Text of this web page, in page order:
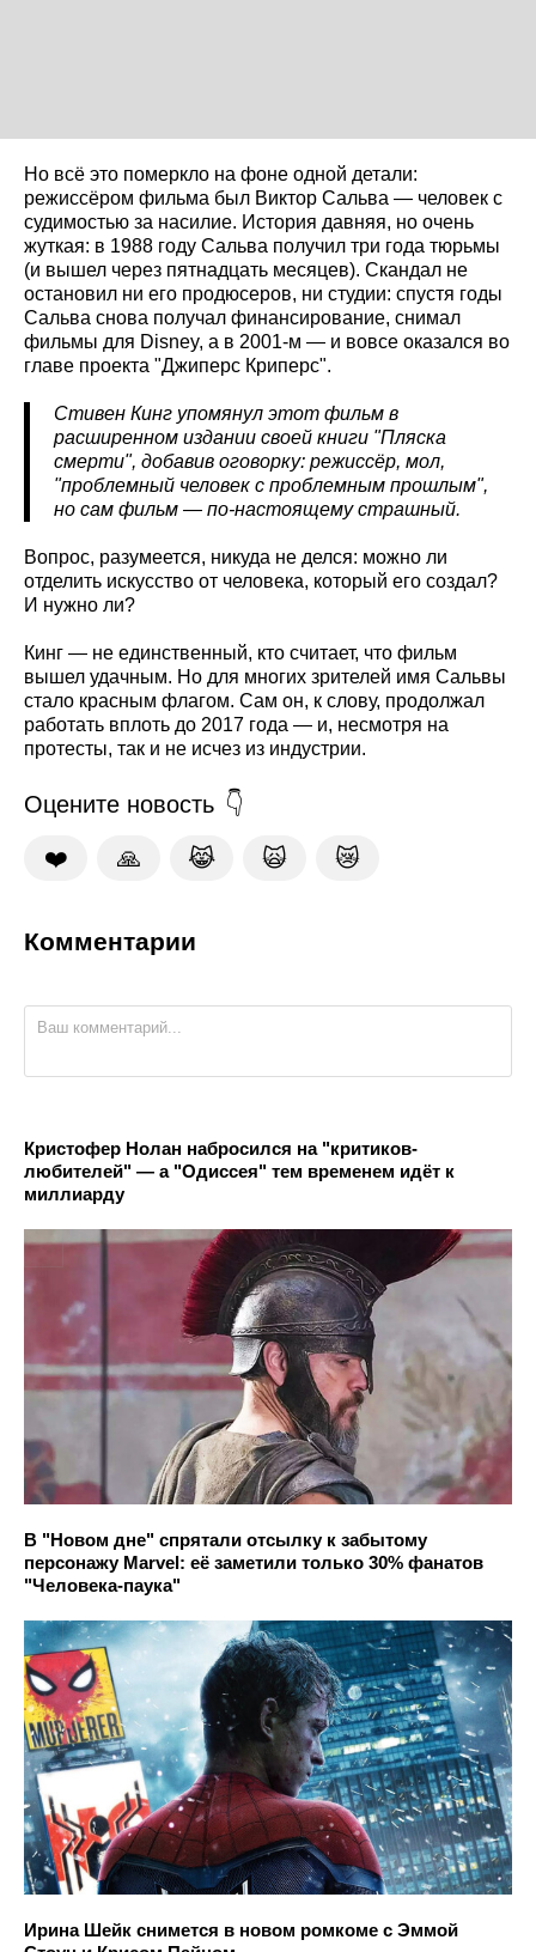
Но всё это померкло на фоне одной детали:
режиссёром фильма был Виктор Сальва — человек с
судимостью за насилие. История давняя, но очень
жуткая: в 1988 году Сальва получил три года тюрьмы
(и вышел через пятнадцать месяцев). Скандал не
остановил ни его продюсеров, ни студии: спустя годы
Сальва снова получал финансирование, снимал
фильмы для Disney, а в 2001-м — и вовсе оказался во
главе проекта "Джиперс Криперс".
Стивен Кинг упомянул этот фильм в
расширенном издании своей книги "Пляска
смерти", добавив оговорку: режиссёр, мол,
"проблемный человек с проблемным прошлым",
но сам фильм — по-настоящему страшный.
Вопрос, разумеется, никуда не делся: можно ли
отделить искусство от человека, который его создал?
И нужно ли?
Кинг — не единственный, кто считает, что фильм
вышел удачным. Но для многих зрителей имя Сальвы
стало красным флагом. Сам он, к слову, продолжал
работать вплоть до 2017 года — и, несмотря на
протесты, так и не исчез из индустрии.
Оцените новость
❤️ 🙏 😹 🙀 😿
Комментарии
Кристофер Нолан набросился на "критиков-
любителей" — а "Одиссея" тем временем идёт к
миллиарду
В "Новом дне" спрятали отсылку к забытому
персонажу Marvel: её заметили только 30% фанатов
"Человека-паука"
Ирина Шейк снимется в новом ромкоме с Эммой